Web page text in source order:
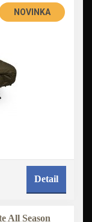
NOVINKA
Detail
All Season